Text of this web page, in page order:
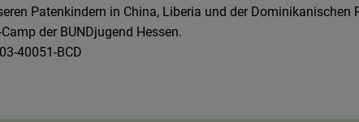
Patenkindern in China, Liberia und der
der BUNDjugend Hessen.
40051-BCD